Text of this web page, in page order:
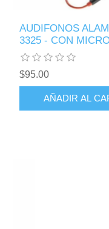
AUDIFONOS
3325 - CON
$95.00
AÑADIR AL